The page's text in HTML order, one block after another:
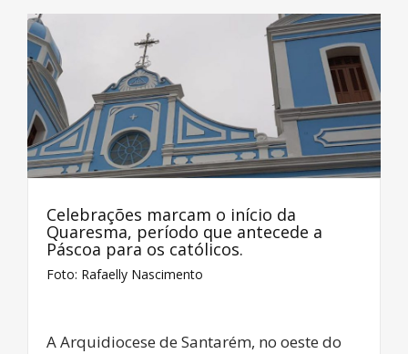
Celebrações marcam o início da
Quaresma, período que antecede a
Páscoa para os católicos.
Foto: Rafaelly Nascimento
A Arquidiocese de Santarém, no oeste do